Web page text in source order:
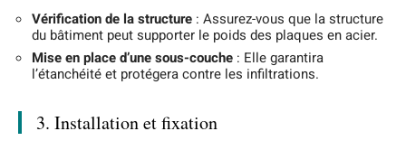
Vérification de la structure : Assurez-vous que la structure
du bâtiment peut supporter le poids des plaques en acier.
Mise en place d’une sous-couche : Elle garantira
l’étanchéité et protégera contre les infiltrations.
3. Installation et fixation